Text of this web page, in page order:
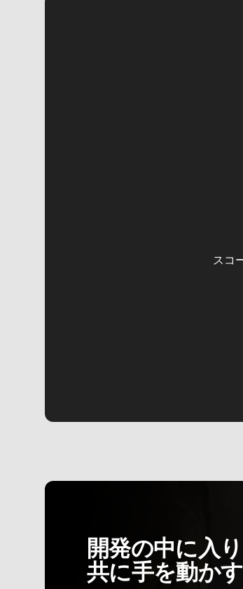
スコ
開発の中に入り
共に手を動かす